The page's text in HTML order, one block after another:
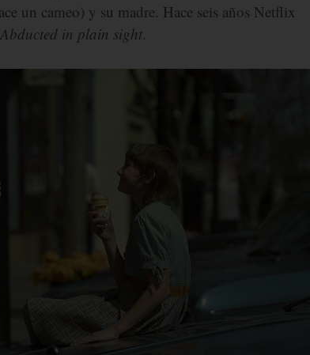
un cameo) y su madre. Hace seis años Netflix
Abducted in plain sight.